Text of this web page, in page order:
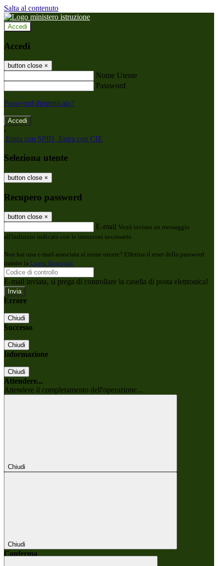
Salta al contenuto
Accedi
Accedi
button close ×
Nome Utente
Password
Password dimenticata?
-
Entra con SPID Entra con CIE
Seleziona utente
button close ×
Recupero password
button close ×
E-mail Verrà inviato un messaggio
all'indirizzo indicato con le istruzioni necessarie.
Non hai una e-mail associata al nome utente? Effettua il reset della password
tramite la Login Spaggiari
E-mail inviata, si prega di controllare la casella di posta elettronica!
Errore
Chiudi
Successo
Chiudi
Informazione
Chiudi
Attendere...
Attendere il completamento dell'operazione...
Chiudi
Chiudi
Conferma